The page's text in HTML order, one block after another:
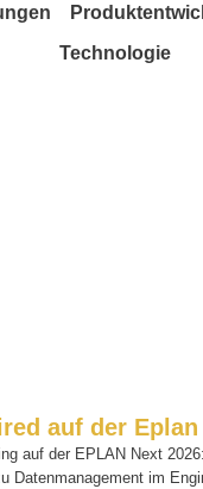
Technologie
auf der Eplan
auf der EPLAN Next
Datenmanagement im